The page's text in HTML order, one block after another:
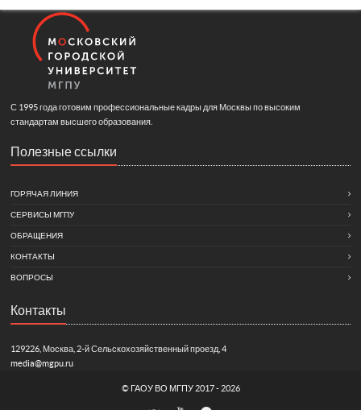
С 1995 года готовим профессиональные кадры для Москвы по высоким
стандартам высшего образования.
Полезные ссылки
ГОРЯЧАЯ ЛИНИЯ
СЕРВИСЫ МГПУ
ОБРАЩЕНИЯ
КОНТАКТЫ
ВОПРОСЫ
Контакты
129226, Москва, 2-й Сельскохозяйственный проезд, 4
media@mgpu.ru
© ГАОУ ВО МГПУ 2017 - 2026